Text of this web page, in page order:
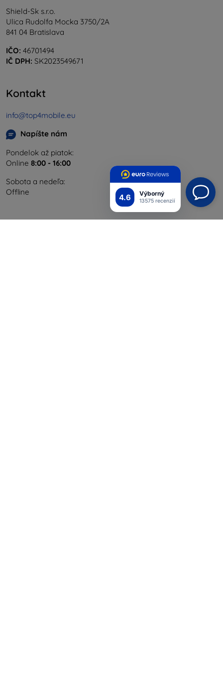
4.6 Výborný
13575 recenzií
Shield-Sk s.r.o.
Ulica Rudolfa Mocka 3750/2A
841 04 Bratislava
IČO: 46701494
IČ DPH: SK2023549671
Kontakt
info@top4mobile.eu
Napíšte nám
Pondelok až piatok:
Online 8:00 - 16:00
Sobota a nedeľa:
Offline